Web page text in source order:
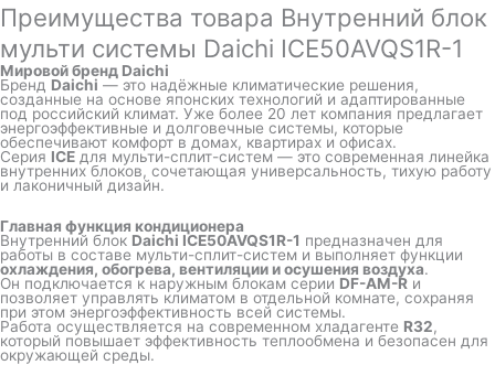
Преимущества товара Внутренний блок
мульти системы Daichi ICE50AVQS1R-1
Мировой бренд Daichi
Бренд Daichi — это надёжные климатические решения,
созданные на основе японских технологий и адаптированные
под российский климат. Уже более 20 лет компания предлагает
энергоэффективные и долговечные системы, которые
обеспечивают комфорт в домах, квартирах и офисах.
Серия ICE для мульти-сплит-систем — это современная линейка
внутренних блоков, сочетающая универсальность, тихую работу
и лаконичный дизайн.
Главная функция кондиционера
Внутренний блок Daichi ICE50AVQS1R-1 предназначен для
работы в составе мульти-сплит-систем и выполняет функции
охлаждения, обогрева, вентиляции и осушения воздуха.
Он подключается к наружным блокам серии DF-AM-R и
позволяет управлять климатом в отдельной комнате, сохраняя
при этом энергоэффективность всей системы.
Работа осуществляется на современном хладагенте R32,
который повышает эффективность теплообмена и безопасен для
окружающей среды.